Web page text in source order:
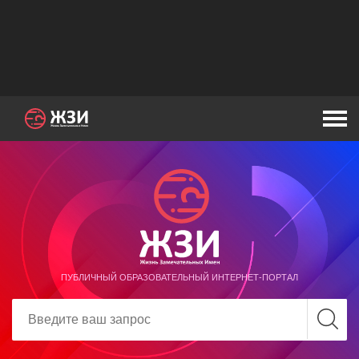
ПУБЛИЧНЫЙ ОБРАЗОВАТЕЛЬНЫЙ ИНТЕРНЕТ-ПОРТАЛ